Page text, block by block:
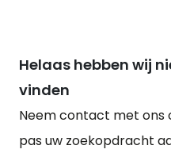
Helaas hebben wij
vinden
Neem contact met ons
pas uw zoekopdracht